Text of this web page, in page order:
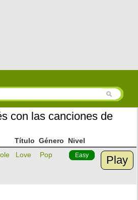
con las canciones de
Título Género
Nivel
Love Pop Easy Play